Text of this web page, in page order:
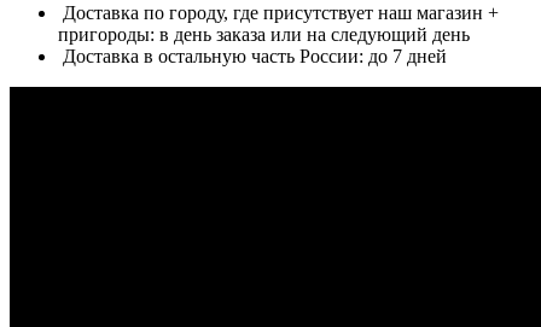
Доставка по городу, где присутствует наш магазин +
пригороды: в день заказа или на следующий день
Доставка в остальную часть России: до 7 дней